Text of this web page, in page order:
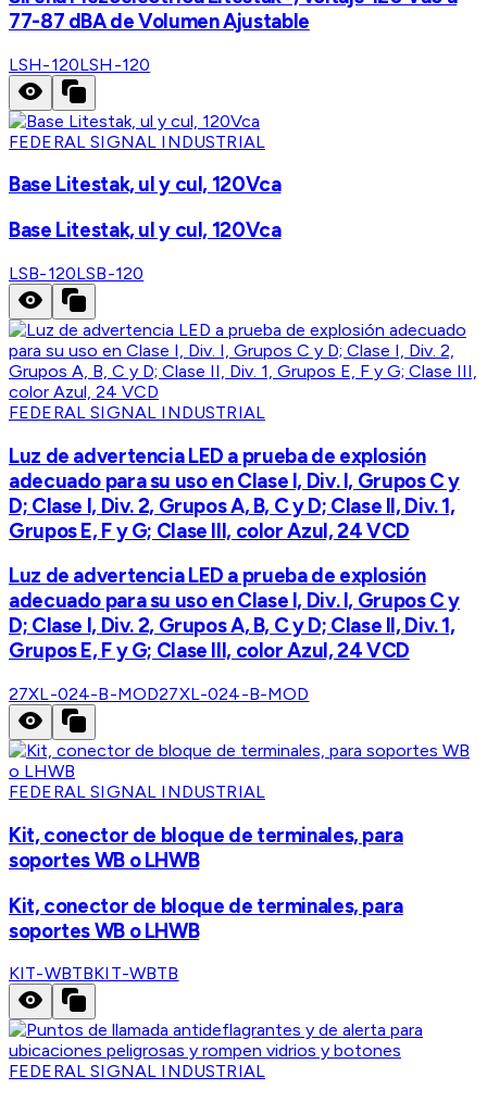
77-87 dBA de Volumen Ajustable
LSH-120LSH-120
FEDERAL SIGNAL INDUSTRIAL
Base Litestak, ul y cul, 120Vca
Base Litestak, ul y cul, 120Vca
LSB-120LSB-120
FEDERAL SIGNAL INDUSTRIAL
Luz de advertencia LED a prueba de explosión
adecuado para su uso en Clase I, Div. I, Grupos C y
D; Clase I, Div. 2, Grupos A, B, C y D; Clase II, Div. 1,
Grupos E, F y G; Clase III, color Azul, 24 VCD
Luz de advertencia LED a prueba de explosión
adecuado para su uso en Clase I, Div. I, Grupos C y
D; Clase I, Div. 2, Grupos A, B, C y D; Clase II, Div. 1,
Grupos E, F y G; Clase III, color Azul, 24 VCD
27XL-024-B-MOD27XL-024-B-MOD
FEDERAL SIGNAL INDUSTRIAL
Kit, conector de bloque de terminales, para
soportes WB o LHWB
Kit, conector de bloque de terminales, para
soportes WB o LHWB
KIT-WBTBKIT-WBTB
FEDERAL SIGNAL INDUSTRIAL